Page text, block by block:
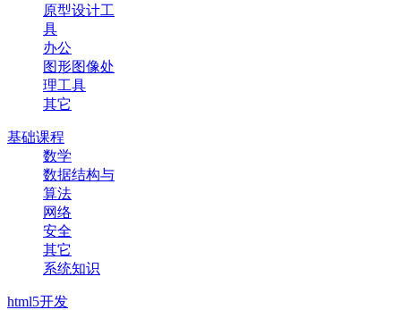
原型设计工
具
办公
图形图像处
理工具
其它
基础课程
数学
数据结构与
算法
网络
安全
其它
系统知识
html5开发